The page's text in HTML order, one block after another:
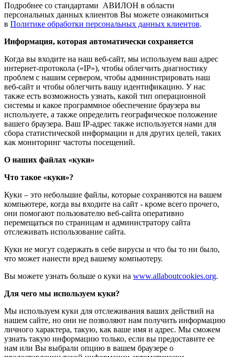
Подробнее со стандартами АВИЛОН в области
персональных данных клиентов Вы можете ознакомиться
в Политике обработки персональных данных клиентов.
Информация, которая автоматически сохраняется
Когда вы входите на наш веб-сайт, мы используем ваш адрес
интернет-протокола («IP»), чтобы облегчить диагностику
проблем с нашим сервером, чтобы администрировать наш
веб-сайт и чтобы облегчить вашу идентификацию. У нас
также есть возможность узнать, какой тип операционной
системы и какое программное обеспечение браузера вы
используете, а также определить географическое положение
вашего браузера. Ваш IP-адрес также используется нами для
сбора статистической информации и для других целей, таких
как мониторинг частоты посещений.
О наших файлах «куки»
Что такое «куки»?
Куки – это небольшие файлы, которые сохраняются на вашем
компьютере, когда вы входите на сайт - кроме всего прочего,
они помогают пользователю веб-сайта оперативно
перемещаться по страницам и администратору сайта
отслеживать использование сайта.
Куки не могут содержать в себе вирусы и что бы то ни было,
что может нанести вред вашему компьютеру.
Вы можете узнать больше о куки на www.allaboutcookies.org.
Для чего мы используем куки?
Мы используем куки для отслеживания ваших действий на
нашем сайте, но они не позволяют нам получить информацию
личного характера, такую, как ваше имя и адрес. Мы сможем
узнать такую информацию только, если вы предоставите ее
нам или Вы выбрали опцию в вашем браузере о